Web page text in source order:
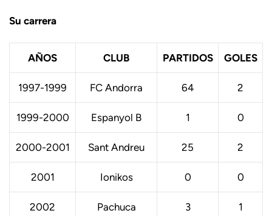
Su carrera
AÑOS CLUB PARTIDOS GOLES
1997-1999 FC Andorra 64 2
1999-2000 Espanyol B 1 0
2000-2001 Sant Andreu 25 2
2001 Ionikos 0 0
2002 Pachuca 3 1